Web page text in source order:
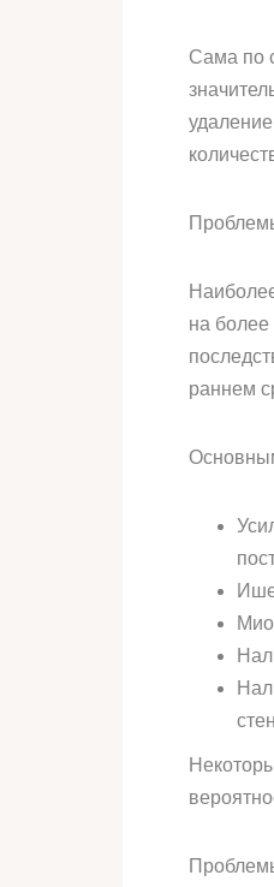
Сама по
на более
раннем